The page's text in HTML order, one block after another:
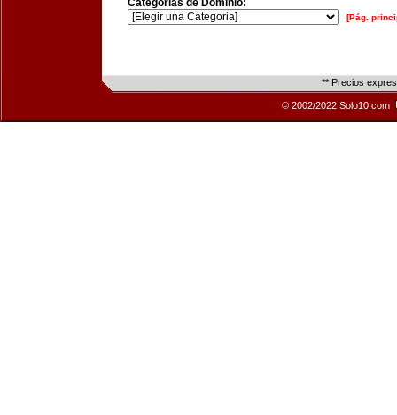
Categorías de Dominio:
[Pág.
** Precios
© 2002/2022 Solo10.com